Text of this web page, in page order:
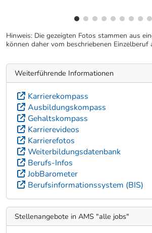
Hinweis: Die gezeigten Fotos stammen aus
können daher vom beschriebenen Einzelberuf
Weiterführende Informationen
Karrierekompass
Ausbildungskompass
Gehaltskompass
Karrierevideos
Karrierefotos
Weiterbildungsdatenbank
Berufs-Infos
JobBarometer
Berufsinformationssystem (BIS)
Stellenangebote in AMS "alle jobs"